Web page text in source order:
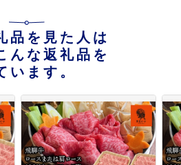
品を見た人は
んな返礼品を
います。